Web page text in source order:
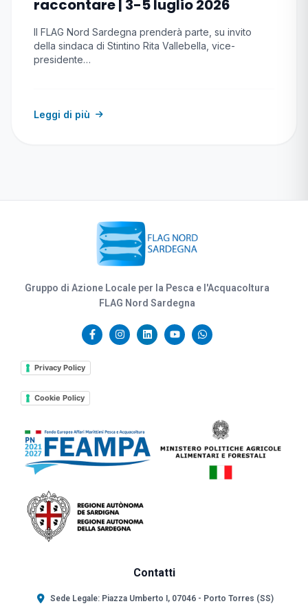
raccontare | 3-5 luglio 2026
Il FLAG Nord Sardegna prenderà parte, su invito
della sindaca di Stintino Rita Vallebella, vice-
presidente…
Leggi di più
Gruppo di Azione Locale per la Pesca e l'Acquacoltura
FLAG Nord Sardegna
Privacy Policy
Cookie Policy
Contatti
Sede Legale: Piazza Umberto I, 07046 - Porto Torres (SS)